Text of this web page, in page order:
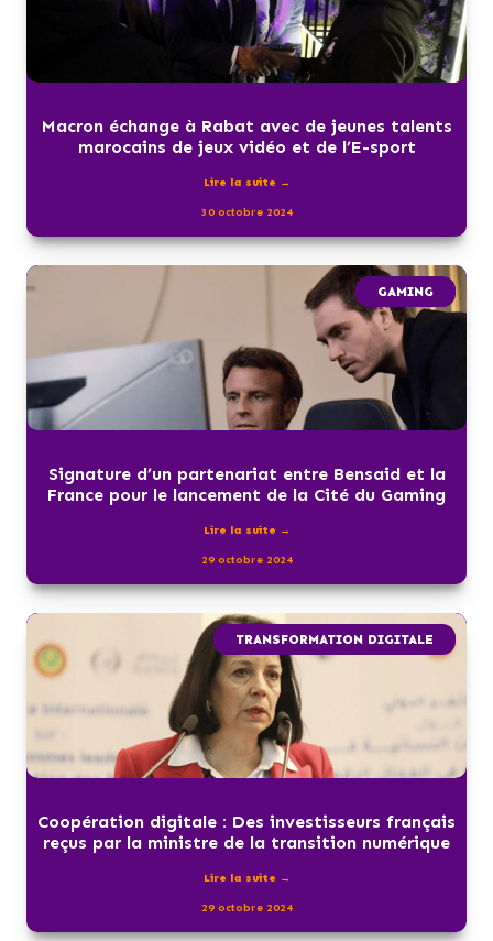
Macron échange à Rabat avec de jeunes talents
marocains de jeux vidéo et de l’E-sport
Lire la suite →
30 octobre 2024
GAMING
Signature d’un partenariat entre Bensaid et la
France pour le lancement de la Cité du Gaming
Lire la suite →
29 octobre 2024
TRANSFORMATION DIGITALE
Coopération digitale : Des investisseurs français
reçus par la ministre de la transition numérique
Lire la suite →
29 octobre 2024